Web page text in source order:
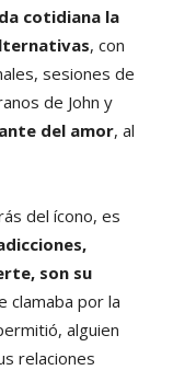
cotidiana la
, con
sesiones de
de John y
del amor, al
del ícono, es
son su
clamaba por la
alguien
relaciones